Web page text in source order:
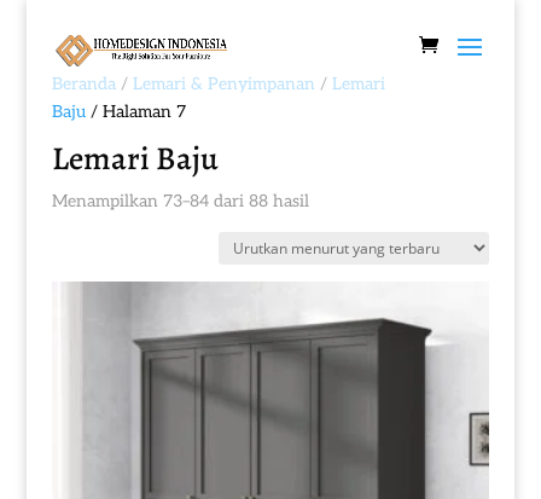
Beranda/ Lemari & Penyimpanan / Lemari
Baju/ Halaman 7
Lemari Baju
Menampilkan 73–84 dari 88 hasilDiurutkan
yang